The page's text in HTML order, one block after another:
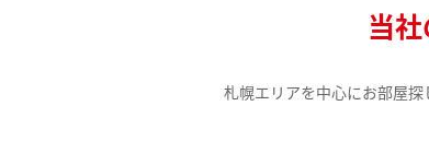
当
札幌エリアを中心にお部屋